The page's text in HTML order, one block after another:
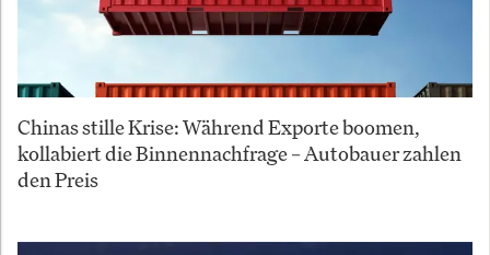
Chinas stille Krise: Während Exporte boomen,
kollabiert die Binnennachfrage – Autobauer zahlen
den Preis